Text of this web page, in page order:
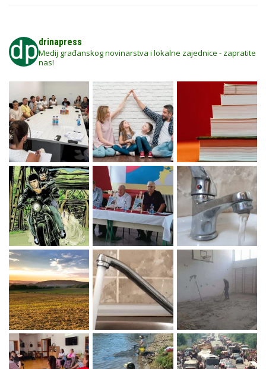
drinapress
Medij građanskog novinarstva i lokalne zajednice - zapratite
nas!